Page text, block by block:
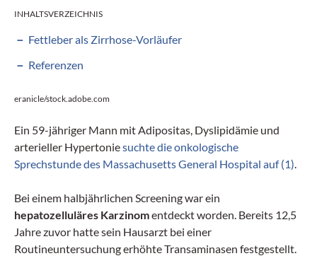
INHALTSVERZEICHNIS
Fettleber als Zirrhose-Vorläufer
Referenzen
eranicle/stock.adobe.com
Ein 59-jähriger Mann mit Adipositas, Dyslipidämie und
arterieller Hypertoniesuchte die onkologische
Sprechstunde des Massachusetts General Hospital auf (1)
Bei einem halbjährlichen Screening war ein
hepatozelluläres Karzinomentdeckt worden. Bereits 12,5
Jahre zuvor hatte sein Hausarzt bei einer
Routineuntersuchung erhöhte Transaminasen festgestellt.